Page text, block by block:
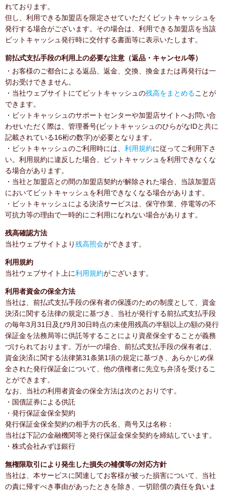
れております。
但し、利用できる加盟店を限定させていただくビットキャッシュを
発行する場合がございます。その場合は、利用できる加盟店を当該
ビットキャッシュ発行時に交付する書面等に表示いたします。
前払式支払手段の利用上の必要な注意（返品・キャンセル等）
・お客様のご都合による返品、返金、交換、換金または再発行は一
切お受けできません。
・当社ウェブサイトにてビットキャッシュの残高をまとめることが
できます。
・ビットキャッシュのサポートセンターや加盟店サイトへお問い合
わせいただく際は、管理番号(ビットキャッシュのひらがなIDと共に
記載されている16桁の数字)が必要となります。
・ビットキャッシュのご利用時には、 利用規約に従ってご利用下さ
い。利用規約に違反した場合、ビットキャッシュを利用できなくな
る場合があります。
・当社と加盟店との間の加盟店契約が解除された場合、当該加盟店
においてビットキャッシュを利用できなくなる場合があります。
・ビットキャッシュによる決済サービスは、保守作業、停電等の不
可抗力等の理由で一時的にご利用になれない場合があります。
残高確認方法
当社ウェブサイトより残高照会ができます。
利用規約
当社ウェブサイト上に利用規約がございます。
利用者資金の保全方法
当社は、前払式支払手段の保有者の保護のための制度として、資金
決済に関する法律の規定に基づき、当社が発行する前払式支払手段
の毎年3月31日及び9月30日時点の未使用残高の半額以上の額の発行
保証金を法務局等に供託等することにより資産保全することが義務
づけられております。万が一の場合、前払式支払手段の保有者は、
資金決済に関する法律第31条第1項の規定に基づき、あらかじめ保
全された発行保証金について、他の債権者に先立ち弁済を受けるこ
とができます。
なお、当社の利用者資金の保全方法は次のとおりです。
・国債証券による供託
・発行保証金保全契約
発行保証金保全契約の相手方の氏名、商号又は名称：
当社は下記の金融機関等と発行保証金保全契約を締結しています。
・株式会社みずほ銀行
無権限取引により発生した損失の補償等の対応方針
当社は、本サービスに関連してお客様が被った損害について、当社
の責に帰すべき事由があったときを除き、一切賠償の責任を負いま